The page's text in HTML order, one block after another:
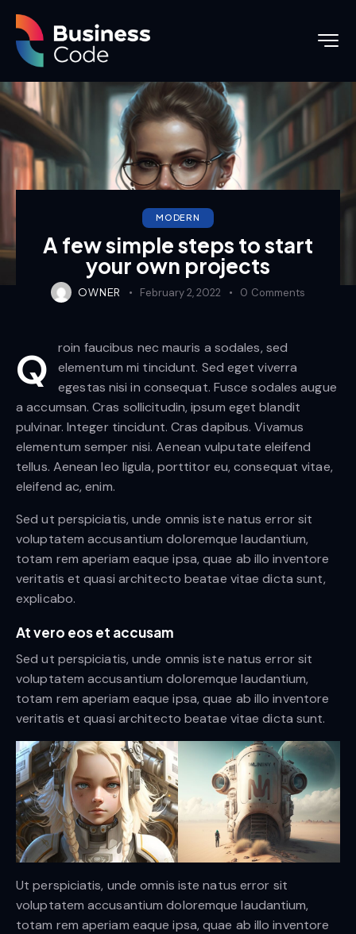
MODERN
A few simple steps to start
your own projects
OWNER February 2, 2022 0 Comments
Q
roin faucibus nec mauris a sodales, sed
elementum mi tincidunt. Sed eget viverra
egestas nisi in consequat. Fusce sodales augue
a accumsan. Cras sollicitudin, ipsum eget blandit
pulvinar. Integer tincidunt. Cras dapibus. Vivamus
elementum semper nisi. Aenean vulputate eleifend
tellus. Aenean leo ligula, porttitor eu, consequat vitae,
eleifend ac, enim.
Sed ut perspiciatis, unde omnis iste natus error sit
voluptatem accusantium doloremque laudantium,
totam rem aperiam eaque ipsa, quae ab illo inventore
veritatis et quasi architecto beatae vitae dicta sunt,
explicabo.
At vero eos et accusam
Sed ut perspiciatis, unde omnis iste natus error sit
voluptatem accusantium doloremque laudantium,
totam rem aperiam eaque ipsa, quae ab illo inventore
veritatis et quasi architecto beatae vitae dicta sunt.
Ut perspiciatis, unde omnis iste natus error sit
voluptatem accusantium doloremque laudantium,
totam rem aperiam eaque ipsa, quae ab illo inventore